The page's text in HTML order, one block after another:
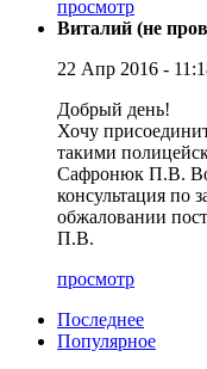
просмотр
Виталий (не
22 Апр 2016 -
Добрый день!
Хочу
такими
Сафронюк П.В.
консультация по
обжаловании
П.В.
просмотр
Последнее
Популярное